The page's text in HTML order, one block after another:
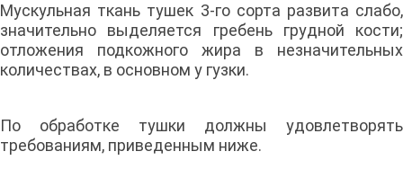
Мускульная ткань тушек 3-го сорта развита слабо,
значительно выделяется гребень грудной кости;
отложения подкожного жира в незначительных
количествах, в основном у гузки.
По обработке тушки должны удовлетворять
требованиям, приведенным ниже.